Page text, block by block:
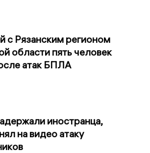
с Рязанским регионом
области пять человек
атак БПЛА
иностранца,
на видео атаку